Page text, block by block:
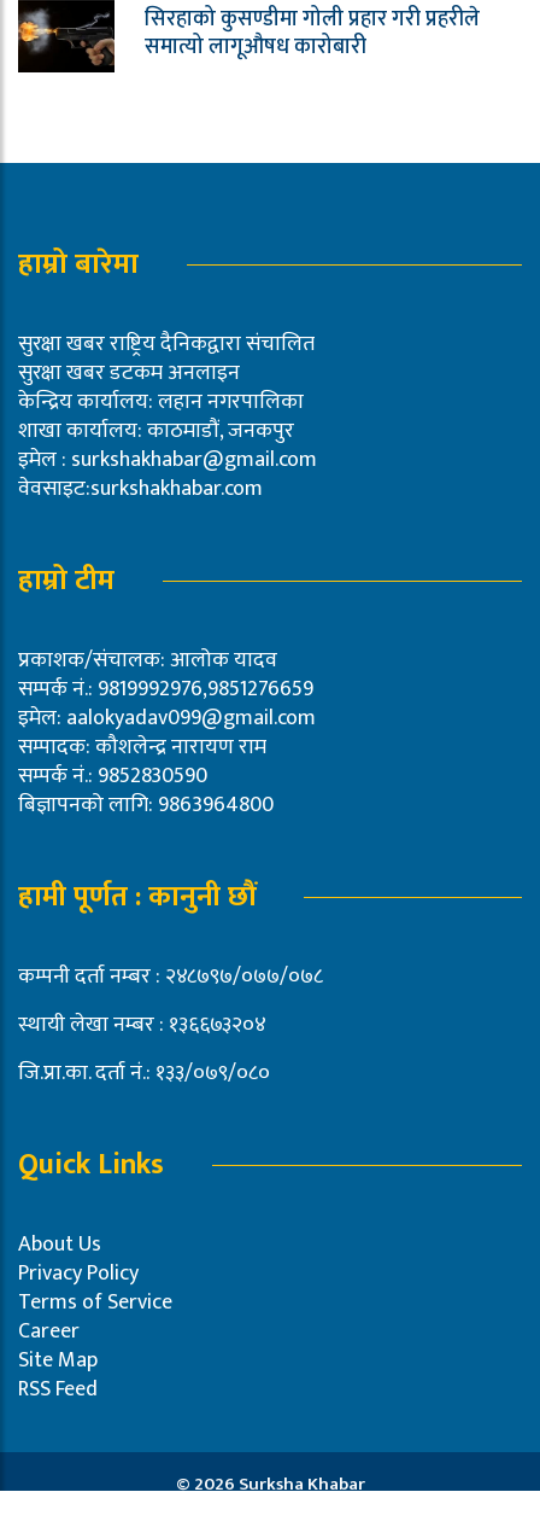
सिरहाको कुसण्डीमा गोली प्रहार गरी प्रहरीले
समात्यो लागूऔषध कारोबारी
हाम्रो बारेमा
सुरक्षा खबर राष्ट्रिय दैनिकद्वारा संचालित
सुरक्षा खबर डटकम अनलाइन
केन्द्रिय कार्यालय: लहान नगरपालिका
शाखा कार्यालय: काठमाडौं, जनकपुर
इमेल : surkshakhabar@gmail.com
वेवसाइट:surkshakhabar.com
हाम्रो टीम
प्रकाशक/संचालक: आलोक यादव
सम्पर्क नं.: 9819992976,9851276659
इमेल: aalokyadav099@gmail.com
सम्पादक: कौशलेन्द्र नारायण राम
सम्पर्क नं.: 9852830590
बिज्ञापनको लागि: 9863964800
हामी पूर्णत : कानुनी छौं
कम्पनी दर्ता नम्बर : २४८७९७/०७७/०७८
स्थायी लेखा नम्बर : १३६६७३२०४
जि.प्रा.का. दर्ता नं.: १३३/०७९/०८०
Quick Links
About Us
Privacy Policy
Terms of Service
Career
Site Map
RSS Feed
© 2026 Surksha Khabar